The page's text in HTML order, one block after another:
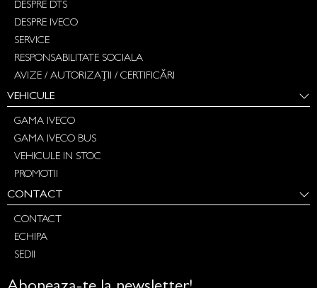
DESPRE DTS
DESPRE IVECO
SERVICE
RESPONSABILITATE SOCIALA
AVIZE / AUTORIZAȚII / CERTIFICĂRI
VEHICULE
GAMA IVECO
GAMA IVECO BUS
VEHICULE IN STOC
PROMOTII
CONTACT
CONTACT
ECHIPA
SEDII